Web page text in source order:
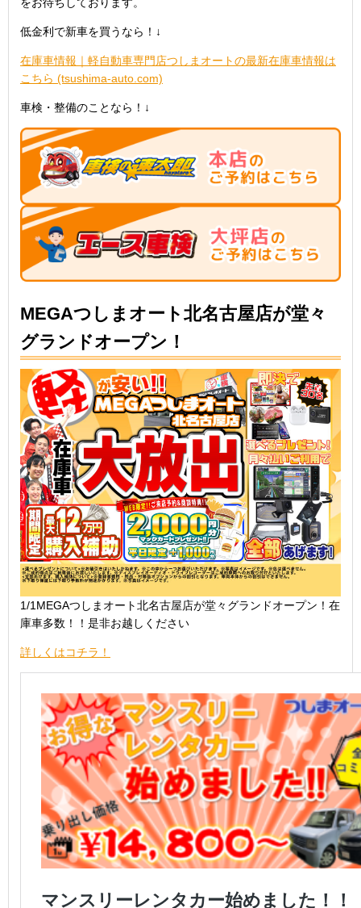
をお待ちしております。
低金利で新車を買うなら！↓
在庫車情報｜軽自動車専門店つしまオートの最新在庫車情報は
こちら (tsushima-auto.com)
車検・整備のことなら！↓
MEGAつしまオート北名古屋店が堂々
グランドオープン！
1/1MEGAつしまオート北名古屋店が堂々グランドオープン！在
庫車多数！！是非お越しください
詳しくはコチラ！